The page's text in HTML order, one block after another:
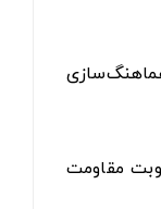
مقاومت